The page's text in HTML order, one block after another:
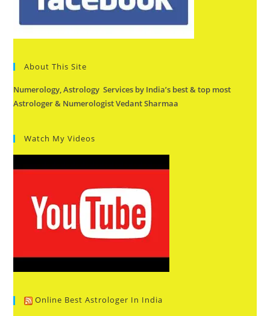
About This Site
Numerology, Astrology Services by India’s best & top most
Astrologer & Numerologist Vedant Sharmaa
Watch My Videos
Online Best Astrologer In India